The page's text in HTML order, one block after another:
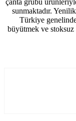
sunmaktadır.
Türkiye
büyütmek ve stoksuz